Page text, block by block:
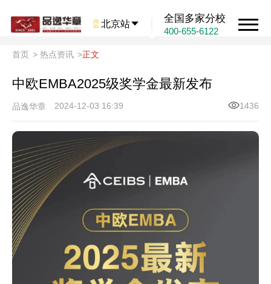
北京站 全国多家分校
400-655-6122
首页 > 热点资讯 >正文
中欧EMBA2025级奖学金最新发布
品逸华章 2024-12-03 16:39 1436